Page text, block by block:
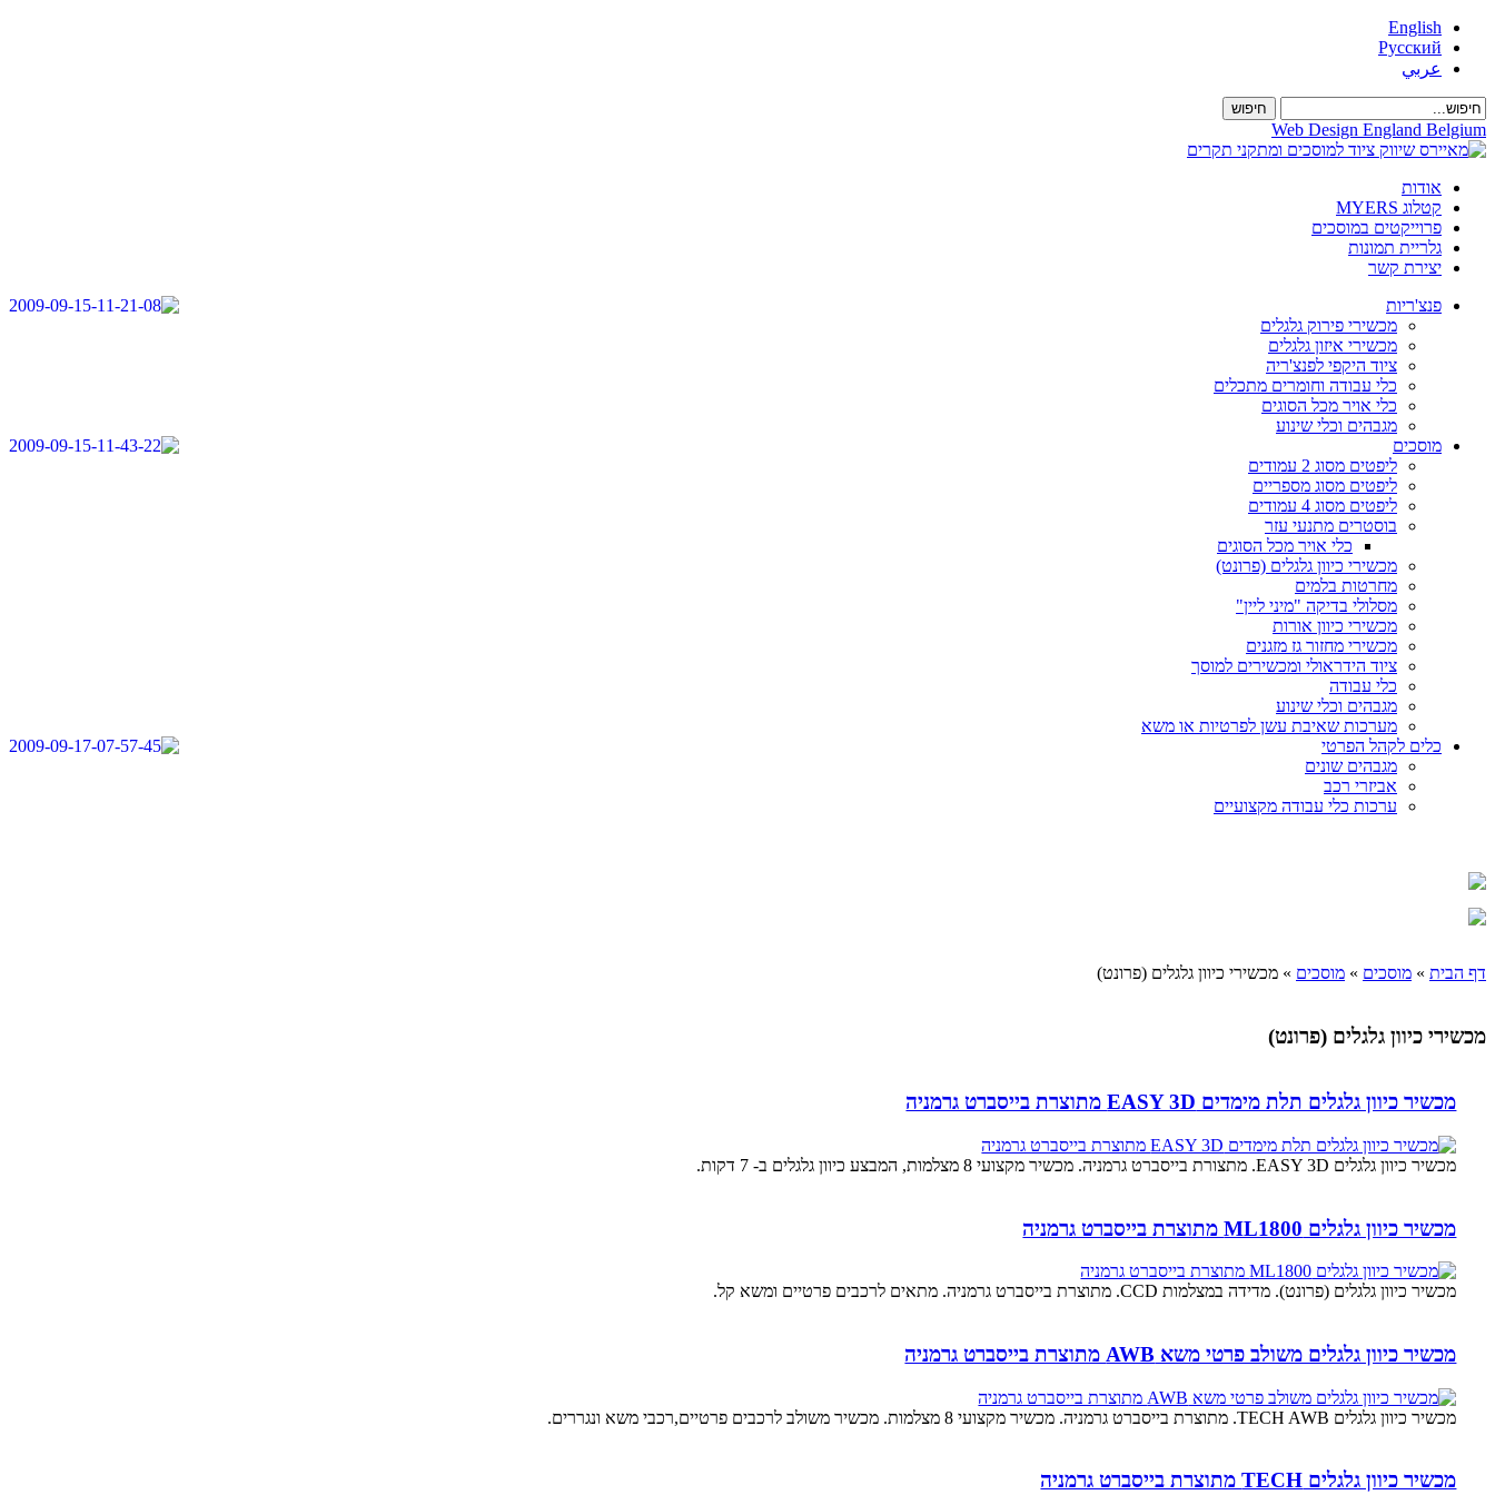
English
Русский
عربي
Web Design England Belgium
אודות
קטלוג MYERS
פרוייקטים במוסכים
גלריית תמונות
יצירת קשר
פנצ'ריות
מכשירי פירוק גלגלים
מכשירי איזון גלגלים
ציוד היקפי לפנצ'ריה
כלי עבודה וחומרים מתכלים
כלי אויר מכל הסוגים
מגבהים וכלי שינוע
מוסכים
ליפטים מסוג 2 עמודים
ליפטים מסוג מספריים
ליפטים מסוג 4 עמודים
בוסטרים מתנעי עזר
כלי אויר מכל הסוגים
מכשירי כיוון גלגלים (פרונט)
מחרטות בלמים
מסלולי בדיקה "מיני ליין"
מכשירי כיוון אורות
מכשירי מחזור גז מזגנים
ציוד הידראולי ומכשירים למוסך
כלי עבודה
מגבהים וכלי שינוע
מערכות שאיבת עשן לפרטיות או משא
כלים לקהל הפרטי
מגבהים שונים
אביזרי רכב
ערכות כלי עבודה מקצועיים
דף הבית » מוסכים » מוסכים » מכשירי כיוון גלגלים (פרונט)
מכשירי כיוון גלגלים (פרונט)
מכשיר כיוון גלגלים תלת מימדים EASY 3D מתוצרת בייסברט גרמניה
מכשיר כיוון גלגלים EASY 3D. מתצורת בייסברט גרמניה. מכשיר מקצועי 8 מצלמות, המבצע כיוון גלגלים ב- 7 דקות.
מכשיר כיוון גלגלים ML1800 מתוצרת בייסברט גרמניה
מכשיר כיוון גלגלים (פרונט). מדידה במצלמות CCD. מתוצרת בייסברט גרמניה. מתאים לרכבים פרטיים ומשא קל.
מכשיר כיוון גלגלים משולב פרטי משא AWB מתוצרת בייסברט גרמניה
מכשיר כיוון גלגלים TECH AWB. מתוצרת בייסברט גרמניה. מכשיר מקצועי 8 מצלמות. מכשיר משולב לרכבים פרטיים,רכבי משא ונגררים.
מכשיר כיוון גלגלים TECH מתוצרת בייסברט גרמניה